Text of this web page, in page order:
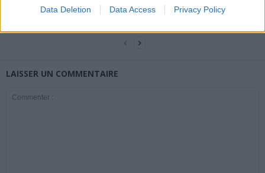
Data Deletion Data Access Privacy Policy
essentiels des
cardiologues pour
attention à la pénurie de
lunettes de sécurité
révolutionnaire pour
combattre le cancer
LAISSER UN COMMENTAIRE